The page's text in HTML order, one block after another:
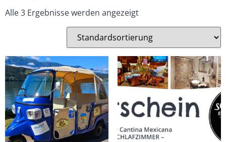
Alle 3 Ergebnisse werden angezeigt